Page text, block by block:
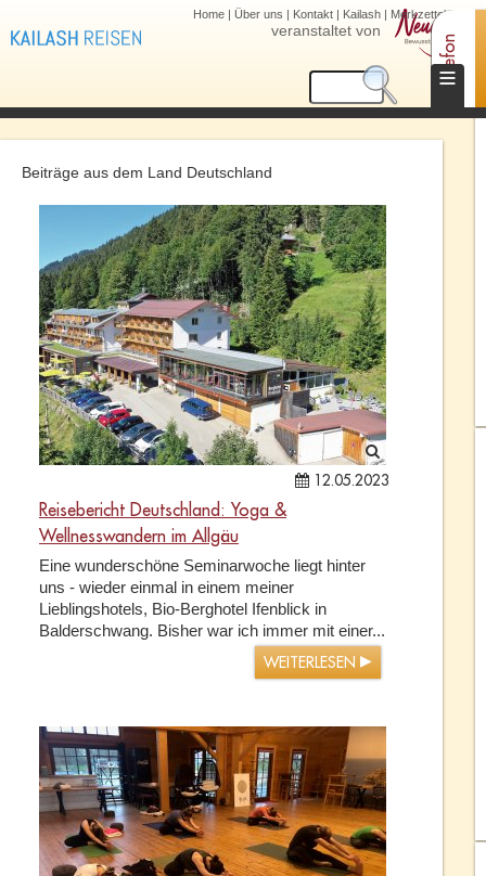
veranstaltet von
Home | Über uns | Kontakt | Kailash | Merkzettel (0)
≡
Beiträge aus dem Land Deutschland
12.05.2023
Reisebericht Deutschland: Yoga &
Wellnesswandern im Allgäu
Eine wunderschöne Seminarwoche liegt hinter
uns - wieder einmal in einem meiner
Lieblingshotels, Bio-Berghotel Ifenblick in
Balderschwang. Bisher war ich immer mit einer...
WEITERLESEN
Telefon